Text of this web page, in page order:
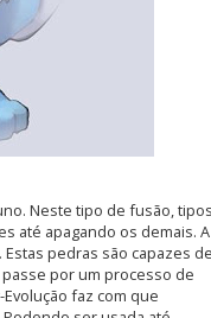
Neste tipo de fusão,
até apagando os demais. A
pedras são capazes
passe por um processo de
faz com que